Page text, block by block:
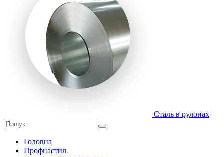
Сталь в рулонах
Головна
Профнастил